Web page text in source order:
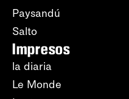
Paysandú
Salto
Impresos
la diaria
Le Monde